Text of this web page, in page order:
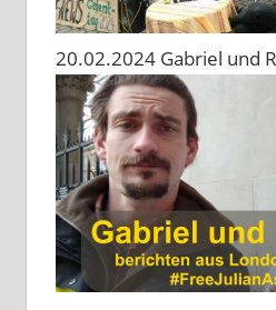
20.02.2024 Gabriel und